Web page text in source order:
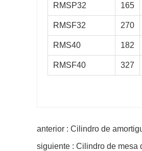
RMSP32 165
RMSF32 270
RMS40 182
RMSF40 327
anterior : Cilindro de
siguiente : Cilindro de mesa